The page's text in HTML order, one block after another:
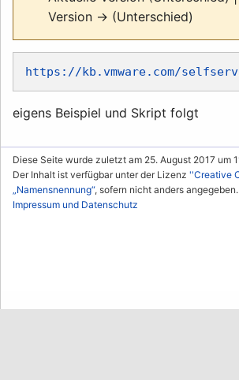
Version → (Unterschied)
https://kb.vmware.com/
eigens Beispiel und Skript folgt
Diese Seite wurde zuletzt am 25. August 2017 um
Der Inhalt ist verfügbar unter der Lizenz ''Creative
„Namensnennung“, sofern nicht anders angegeben.
Impressum und Datenschutz